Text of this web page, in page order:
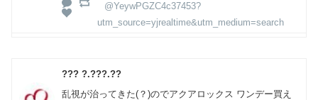
@YeywPGZC4c37453?
utm_source=yjrealtime&utm_medium=search
??? ?.???.??
乱視が治ってきた(？)のでアクアロックス ワンデー買え